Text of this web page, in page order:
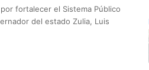
fortalecer el Sistema Público
del estado Zulia, Luis